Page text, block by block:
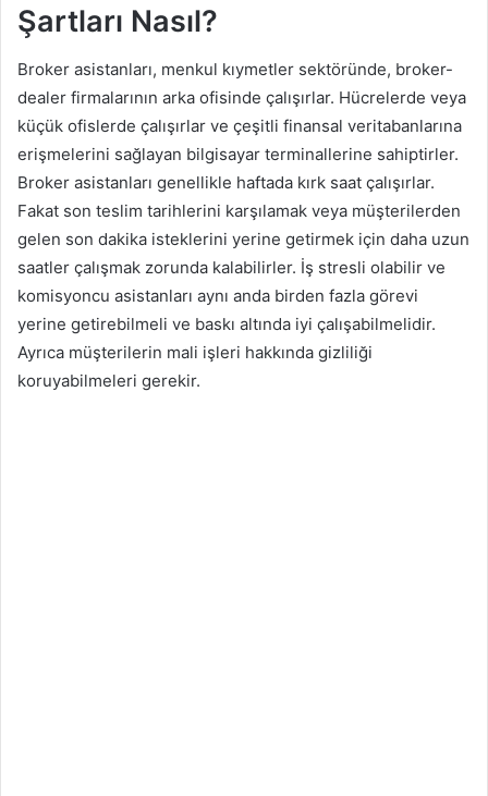
Şartları Nasıl?
Broker asistanları, menkul kıymetler sektöründe, broker-
dealer firmalarının arka ofisinde çalışırlar. Hücrelerde veya
küçük ofislerde çalışırlar ve çeşitli finansal veritabanlarına
erişmelerini sağlayan bilgisayar terminallerine sahiptirler.
Broker asistanları genellikle haftada kırk saat çalışırlar.
Fakat son teslim tarihlerini karşılamak veya müşterilerden
gelen son dakika isteklerini yerine getirmek için daha uzun
saatler çalışmak zorunda kalabilirler. İş stresli olabilir ve
komisyoncu asistanları aynı anda birden fazla görevi
yerine getirebilmeli ve baskı altında iyi çalışabilmelidir.
Ayrıca müşterilerin mali işleri hakkında gizliliği
koruyabilmeleri gerekir.